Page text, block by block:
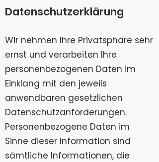
Datenschutzerklärung
Wir nehmen Ihre Privatsphäre sehr
ernst und verarbeiten Ihre
personenbezogenen Daten im
Einklang mit den jeweils
anwendbaren gesetzlichen
Datenschutzanforderungen.
Personenbezogene Daten im
Sinne dieser Information sind
sämtliche Informationen, die